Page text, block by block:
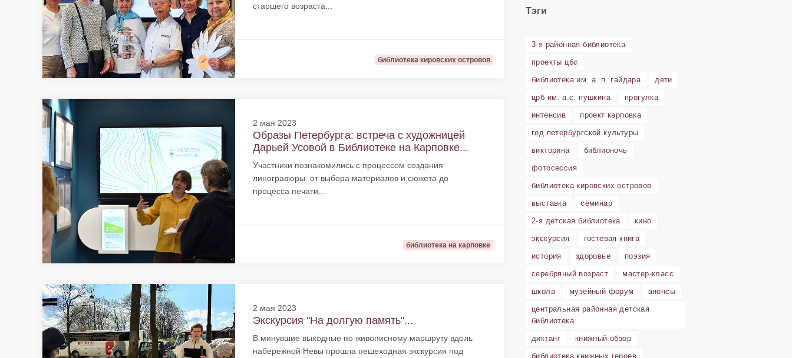
старшего возраста...
библиотека кировских островов
2 мая 2023
Образы Петербурга: встреча с художницей
Дарьей Усовой в Библиотеке на Карповке...
Участники познакомились с процессом создания
линогравюры: от выбора материалов и сюжета до
процесса печати...
библиотека на карповке
2 мая 2023
Экскурсия "На долгую память"...
В минувшие выходные по живописному маршруту вдоль
набережной Невы прошла пешеходная экскурсия под
Тэги
3-я районная библиотека
проекты цбс
библиотека им. а. п. гайдара
дети
црб им. а.с. пушкина
прогулка
интенсив
проект карповка
год петербургской культуры
викторина
библионочь
фотосессия
библиотека кировских островов
выставка
семинар
2-я детская библиотека
кино
экскурсия
гостевая книга
история
здоровье
поэзия
серебряный возраст
мастер-класс
школа
музейный форум
анонсы
центральная районная детская
библиотека
диктант
книжный обзор
библиотека книжных героев